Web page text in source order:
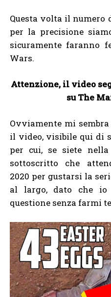
Questa volta il numero
per la precisione
sicuramente
Wars.
Attenzione, il video
su The
Ovviamente mi
il video, visibile qui di
per cui, se siete
sottoscritto che
2020 per gustarsi la
al largo, dato che
questione senza farmi